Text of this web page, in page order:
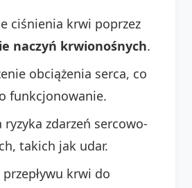
ciśnienia krwi poprzez
naczyń krwionośnych.
obciążenia serca, co
funkcjonowanie.
ryzyka zdarzeń sercowo-
takich jak udar.
krwi do